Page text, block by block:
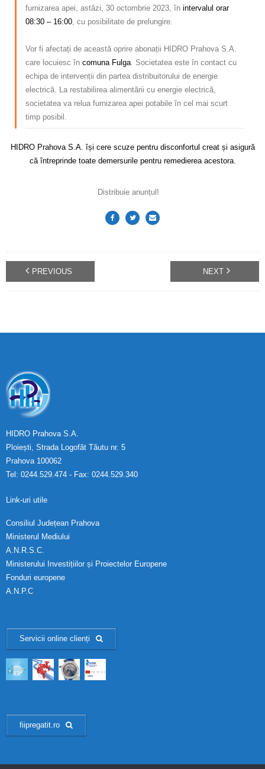
furnizarea apei, astăzi, 30 octombrie 2023, în intervalul orar
08:30 – 16:00, cu posibilitate de prelungire.
Vor fi afectați de această oprire abonații HIDRO Prahova S.A.
care locuiesc în comuna Fulga. Societatea este în contact cu
echipa de intervenții din partea distribuitorului de energie
electrică. La restabilirea alimentării cu energie electrică,
societatea va relua furnizarea apei potabile în cel mai scurt
timp posibil.
HIDRO Prahova S.A. își cere scuze pentru disconfortul creat și asigură
că întreprinde toate demersurile pentru remedierea acestora.
Distribuie anunțul!
PREVIOUS NEXT
HIDRO Prahova S.A.
Ploiești, Strada Logofăt Tăutu nr. 5
Prahova 100062
Tel: 0244.529.474 - Fax: 0244.529.340
Link-uri utile
Consiliul Județean Prahova
Ministerul Mediului
A.N.R.S.C.
Ministerului Investițiilor și Proiectelor Europene
Fonduri europene
A.N.P.C
Servicii online clienți
fiipregatit.ro